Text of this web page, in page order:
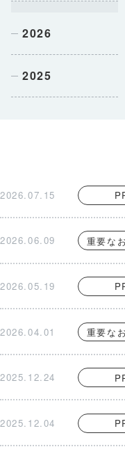
2026
2025
2026.07.15
2026.06.09 重要な
2026.05.19
2026.04.01 重要な
2025.12.24
2025.12.04